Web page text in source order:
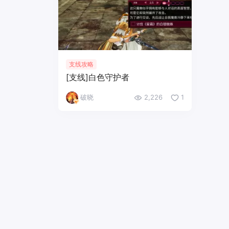
支线攻略
[支线]白色守护者
破晓 2,226 1